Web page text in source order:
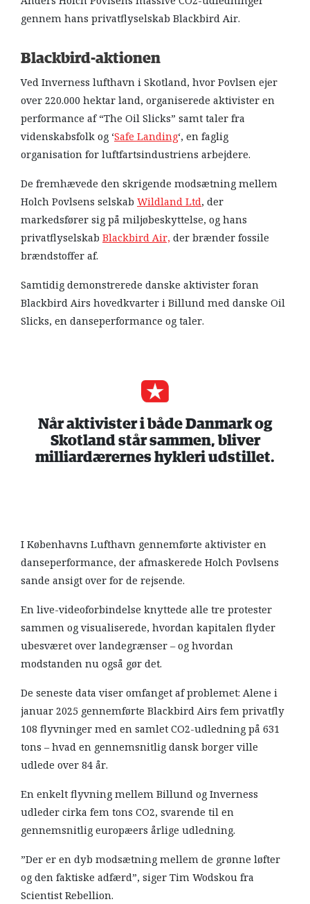
gennem hans privatflyselskab Blackbird Air.
Blackbird-aktionen
Ved Inverness lufthavn i Skotland, hvor Povlsen ejer
over 220.000 hektar land, organiserede aktivister en
performance af “The Oil Slicks” samt taler fra
videnskabsfolk og ‘Safe Landing‘, en faglig
organisation for luftfartsindustriens arbejdere.
De fremhævede den skrigende modsætning mellem
Holch Povlsens selskab Wildland Ltd, der
markedsfører sig på miljøbeskyttelse, og hans
privatflyselskab Blackbird Air, der brænder fossile
brændstoffer af.
Samtidig demonstrerede danske aktivister foran
Blackbird Airs hovedkvarter i Billund med danske Oil
Slicks, en danseperformance og taler.
Når aktivister i både Danmark og
Skotland står sammen, bliver
milliardærernes hykleri udstillet.
I Københavns Lufthavn gennemførte aktivister en
danseperformance, der afmaskerede Holch Povlsens
sande ansigt over for de rejsende.
En live-videoforbindelse knyttede alle tre protester
sammen og visualiserede, hvordan kapitalen flyder
ubesværet over landegrænser – og hvordan
modstanden nu også gør det.
De seneste data viser omfanget af problemet: Alene i
januar 2025 gennemførte Blackbird Airs fem privatfly
108 flyvninger med en samlet CO2-udledning på 631
tons – hvad en gennemsnitlig dansk borger ville
udlede over 84 år.
En enkelt flyvning mellem Billund og Inverness
udleder cirka fem tons CO2, svarende til en
gennemsnitlig europæers årlige udledning.
​​​​​​​”Der er en dyb modsætning mellem de grønne løfter
og den faktiske adfærd”, siger Tim Wodskou fra
Scientist Rebellion.